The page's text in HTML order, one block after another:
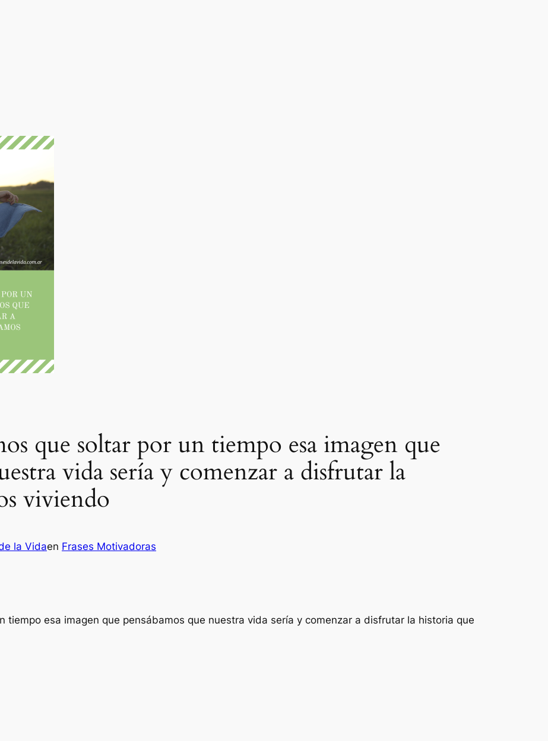
que soltar por un tiempo esa imagen que
vida sería y comenzar a disfrutar la
viviendo
la Vidaen Frases Motivadoras
tiempo esa imagen que pensábamos que nuestra vida sería y comenzar a disfrutar la historia que